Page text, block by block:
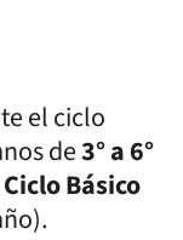
el ciclo
de3° a 6°
Ciclo Básico